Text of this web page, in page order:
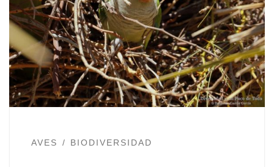
AVES BIODIVERSIDAD